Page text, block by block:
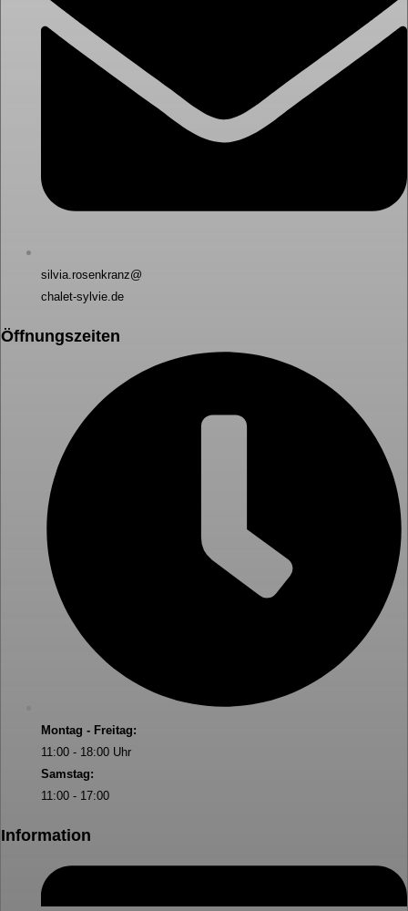
silvia.rosenkranz@
chalet-sylvie.de
Öffnungszeiten
Montag - Freitag:
11:00 - 18:00 Uhr
Samstag:
11:00 - 17:00
Information